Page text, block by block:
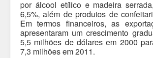
por álcool etílico e madeira
6,5%, além de produtos de
Em termos financeiros, as
apresentaram um crescimento
5,5 milhões de dólares em 2000
7,3 milhões em 2011.